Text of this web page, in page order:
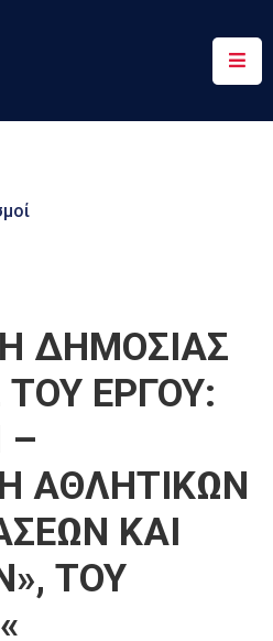
ΔΗΜΟΣΙΑΣ
ΕΡΓΟΥ:
–
ΑΘΛΗΤΙΚΩΝ
ΚΑΙ
ΤΟΥ